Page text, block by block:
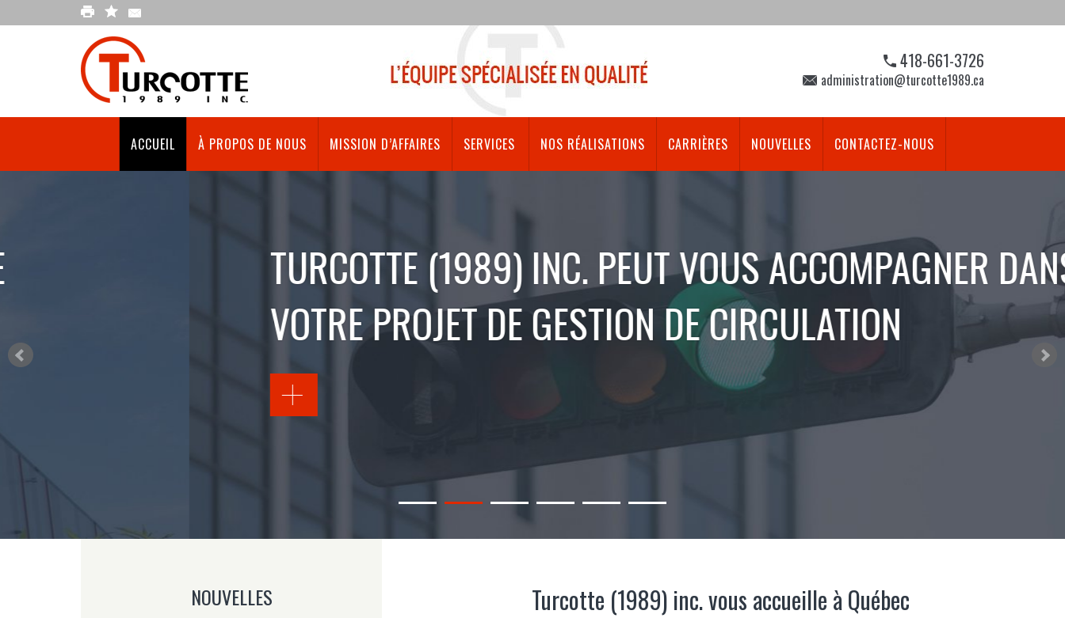
418-661-3726
administration@turcotte1989.ca
ACCUEIL À PROPOS DE NOUS MISSION D’AFFAIRES SERVICES NOS RÉALISATIONS CARRIÈRES NOUVELLES CONTACTEZ-NOUS
TURCOTTE (1989) INC. PEUT VOUS ACCOMPAGNER DANS
VOTRE PROJET DE GESTION DE CIRCULATION
NOUVELLES Turcotte (1989) inc. vous accueille à Québec